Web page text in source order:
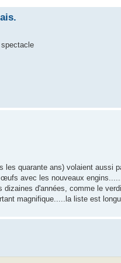
spectacle
quarante ans) volaient aussi
avec les nouveaux
d'années, comme le
magnifique.....la liste est